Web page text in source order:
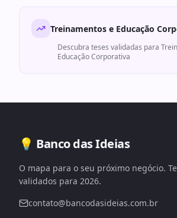
Treinamentos e Educação
Descubra teses validadas para
Educação Corporativa
💡 Banco das Ideias
O mapa para o seu próximo negócio.
validados para 2026.
contato@bancodasideias.com.br